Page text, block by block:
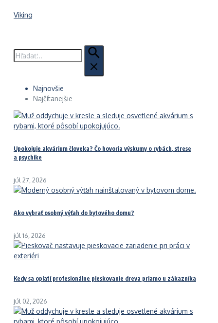
Viking
Hľadať:
Najnovšie
Najčítanejšie
Upokojuje akvárium človeka? Čo hovoria výskumy o rybách, strese
a psychike
júl 27, 2026
Ako vybrať osobný výťah do bytového domu?
júl 16, 2026
Kedy sa oplatí profesionálne pieskovanie dreva priamo u zákazníka
júl 02, 2026